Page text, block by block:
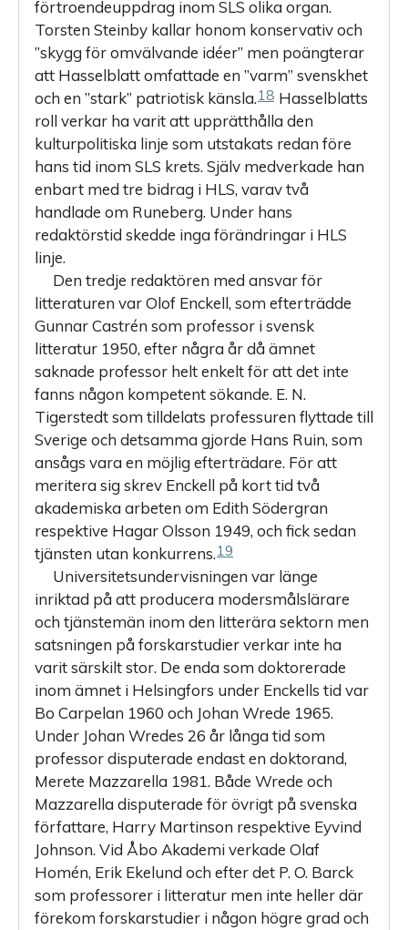
förtroendeuppdrag inom SLS olika organ.
Torsten Steinby kallar honom konservativ och
”skygg för omvälvande idéer” men poäng­terar
att Hasselblatt omfattade en ”varm” svenskhet
och en ”stark” patriotisk känsla.18 Hasselblatts
roll verkar ha varit att upprätthålla den
kulturpolitiska linje som utstakats redan före
hans tid inom SLS krets. Själv medverkade han
enbart med tre bidrag i HLS, varav två
handlade om Runeberg. Under hans
redaktörstid skedde inga förändringar i HLS
linje.
Den tredje redaktören med ansvar för
litteraturen var Olof Enckell, som efterträdde
Gunnar Castrén som professor i svensk
litteratur 1950, efter några år då ämnet
saknade professor helt enkelt för att det inte
fanns någon kompetent sökande. E. N.
Tigerstedt som tilldelats professuren flyttade till
Sverige och detsamma gjorde Hans Ruin, som
ansågs vara en möjlig efterträdare. För att
meritera sig skrev Enckell på kort tid två
akademiska arbeten om Edith Södergran
respektive Hagar Olsson 1949, och fick sedan
tjänsten utan konkurrens.19
Universitetsundervisningen var länge
inriktad på att producera modersmålslärare
och tjänstemän inom den litterära sektorn men
satsningen på forskarstudier verkar inte ha
varit särskilt stor. De enda som doktorerade
inom ämnet i Helsingfors under Enckells tid var
Bo Carpelan 1960 och Johan Wrede 1965.
Under Johan Wredes 26 år långa tid som
professor disputerade endast en doktorand,
Merete Mazzarella 1981. Både Wrede och
Mazzarella disputerade för övrigt på svenska
författare, Harry Martinson respektive Eyvind
Johnson. Vid Åbo Akademi verkade Olaf
Homén, Erik Ekelund och efter det P. O. Barck
som professorer i litteratur men inte heller där
förekom forskarstudier i någon högre grad och